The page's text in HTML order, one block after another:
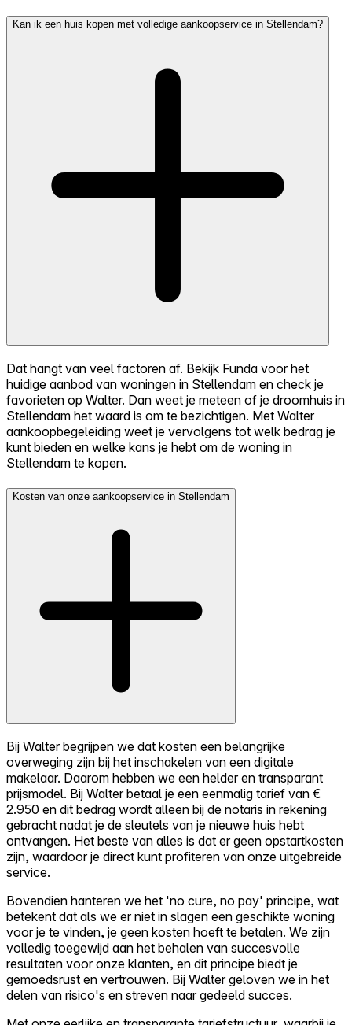
Kan ik een huis kopen met volledige aankoopservice in Stellendam?
Dat hangt van veel factoren af. Bekijk Funda voor het
huidige aanbod van woningen in Stellendam en check je
favorieten op Walter. Dan weet je meteen of je droomhuis in
Stellendam het waard is om te bezichtigen. Met Walter
aankoopbegeleiding weet je vervolgens tot welk bedrag je
kunt bieden en welke kans je hebt om de woning in
Stellendam te kopen.
Kosten van onze aankoopservice in Stellendam
Bij Walter begrijpen we dat kosten een belangrijke
overweging zijn bij het inschakelen van een digitale
makelaar. Daarom hebben we een helder en transparant
prijsmodel. Bij Walter betaal je een eenmalig tarief van €
2.950 en dit bedrag wordt alleen bij de notaris in rekening
gebracht nadat je de sleutels van je nieuwe huis hebt
ontvangen. Het beste van alles is dat er geen opstartkosten
zijn, waardoor je direct kunt profiteren van onze uitgebreide
service.
Bovendien hanteren we het 'no cure, no pay' principe, wat
betekent dat als we er niet in slagen een geschikte woning
voor je te vinden, je geen kosten hoeft te betalen. We zijn
volledig toegewijd aan het behalen van succesvolle
resultaten voor onze klanten, en dit principe biedt je
gemoedsrust en vertrouwen. Bij Walter geloven we in het
delen van risico's en streven naar gedeeld succes.